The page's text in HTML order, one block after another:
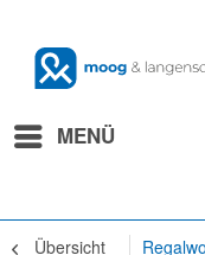
MENÜ
Übersicht